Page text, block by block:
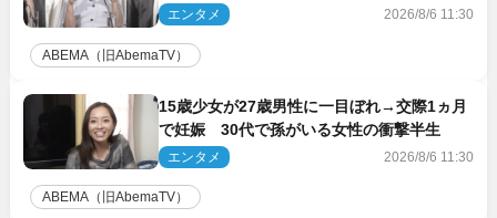
ズ”も告白
エンタメ 2026/8/6 11:30
ABEMA（旧AbemaTV）
15歳少女が27歳男性に一目ぼれ→交際1ヵ月
で妊娠 30代で孫がいる女性の衝撃半生
エンタメ 2026/8/6 11:30
ABEMA（旧AbemaTV）